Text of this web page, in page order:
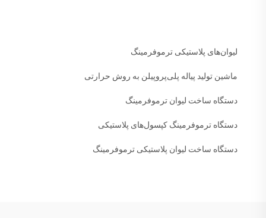
لیوان‌های پلاستیکی ترموفرمینگ
ماشین تولید پیاله پلی‌پروپیلن به روش حرارتی
دستگاه ساخت لیوان ترموفرمینگ
دستگاه ترموفرمینگ کپسول‌های پلاستیکی
دستگاه ساخت لیوان پلاستیکی ترموفرمینگ